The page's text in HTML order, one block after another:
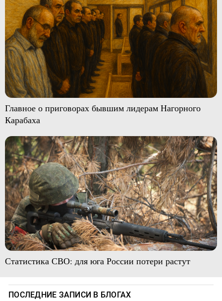
Главное о приговорах бывшим лидерам Нагорного
Карабаха
Статистика СВО: для юга России потери растут
ПОСЛЕДНИЕ ЗАПИСИ В БЛОГАХ